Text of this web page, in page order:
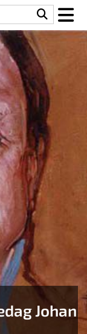
Johan